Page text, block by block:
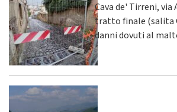
Cava de' Tirreni,
tratto finale (salita
danni dovuti al